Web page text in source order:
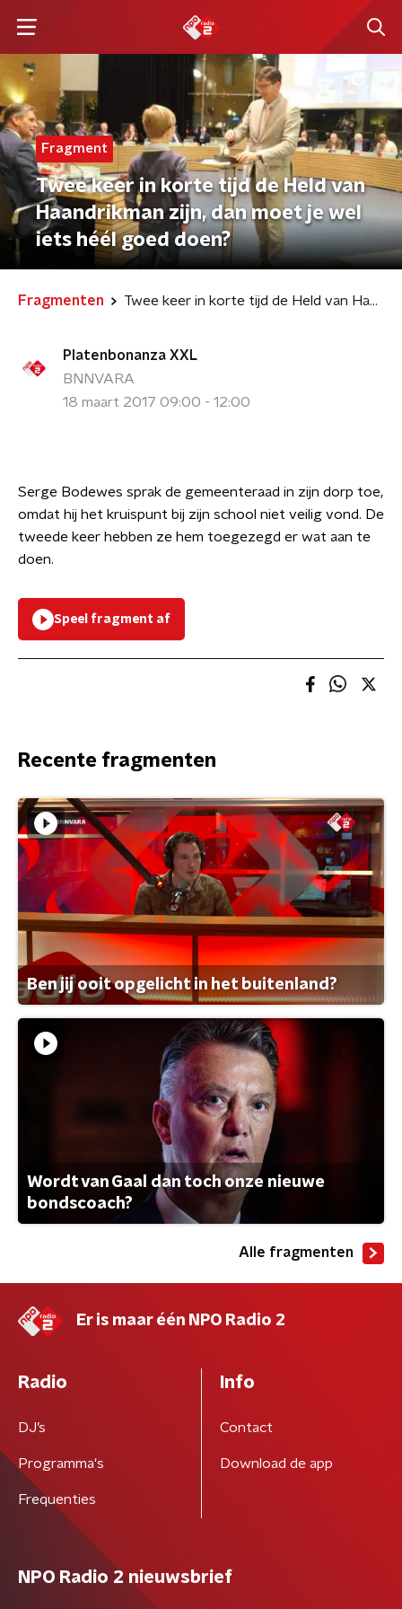
Fragment
Twee keer in korte tijd de Held van
Haandrikman zijn, dan moet je wel
iets héél goed doen?
Fragmenten Twee keer in korte tijd de Held van Haandrikman zijn, dan moet je wel iets héél goed doen?
Platenbonanza XXL
BNNVARA
18 maart 2017 09:00 - 12:00
Serge Bodewes sprak de gemeenteraad in zijn dorp toe,
omdat hij het kruispunt bij zijn school niet veilig vond. De
tweede keer hebben ze hem toegezegd er wat aan te
doen.
Speel fragment af
Recente fragmenten
Ben jij ooit opgelicht in het buitenland?
Wordt van Gaal dan toch onze nieuwe
bondscoach?
Alle fragmenten
Er is maar één NPO Radio 2
Radio
DJ’s
Programma's
Frequenties
Info
Contact
Download de app
NPO Radio 2 nieuwsbrief